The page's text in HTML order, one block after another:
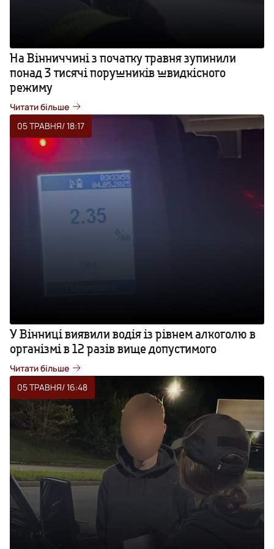
На Вінниччині з початку травня зупинили
понад 3 тисячі порушників швидкісного
режиму
Читати більше
05 ТРАВНЯ/ 18:17
У Вінниці виявили водія із рівнем алкоголю в
організмі в 12 разів вище допустимого
Читати більше
05 ТРАВНЯ/ 16:48